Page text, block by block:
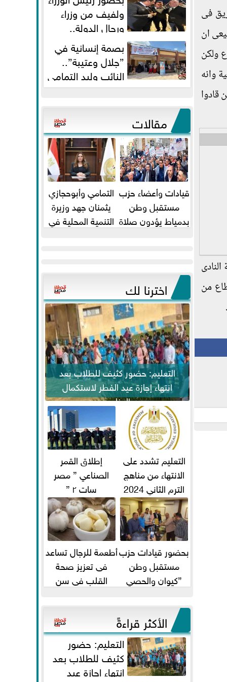
فى
ان
ولكن
وانه
قادوا
من
ولفيف من وزراء
ورجال الدولة..
النائبان وليد التمامي ومحمد...
بصمة إنسانية في
”جلال وعتيبة”..
النائب وليد التمامي
والبروفيسور جمال شيحة يداويان...
مقالات
قيادات وأعضاء حزب
مستقبل وطن
بدمياط يؤدون صلاة
التمامي وأبوحجازي
يثمنان جهد وزيرة
التنمية المحلية في
اخترنا لك
التعليم: حضور كثيف للطلاب بعد
انتهاء إجازة عيد الفطر لاستكمال
المناهج
التعليم تشدد على
الانتهاء من مناهج
الترم الثاني 2024
قبل الامتحانات
إطلاق القمر
الصناعي ” مصر
سات ٢ ”
بحضور قيادات حزب
مستقبل وطن
”كيوان والحصي
وعيسي” أمانه كفر...
أطعمة للرجال تساعد
فى تعزيز صحة
القلب فى سن
الأكثر قراءةً
التعليم: حضور
كثيف للطلاب بعد
انتهاء إجازة عيد